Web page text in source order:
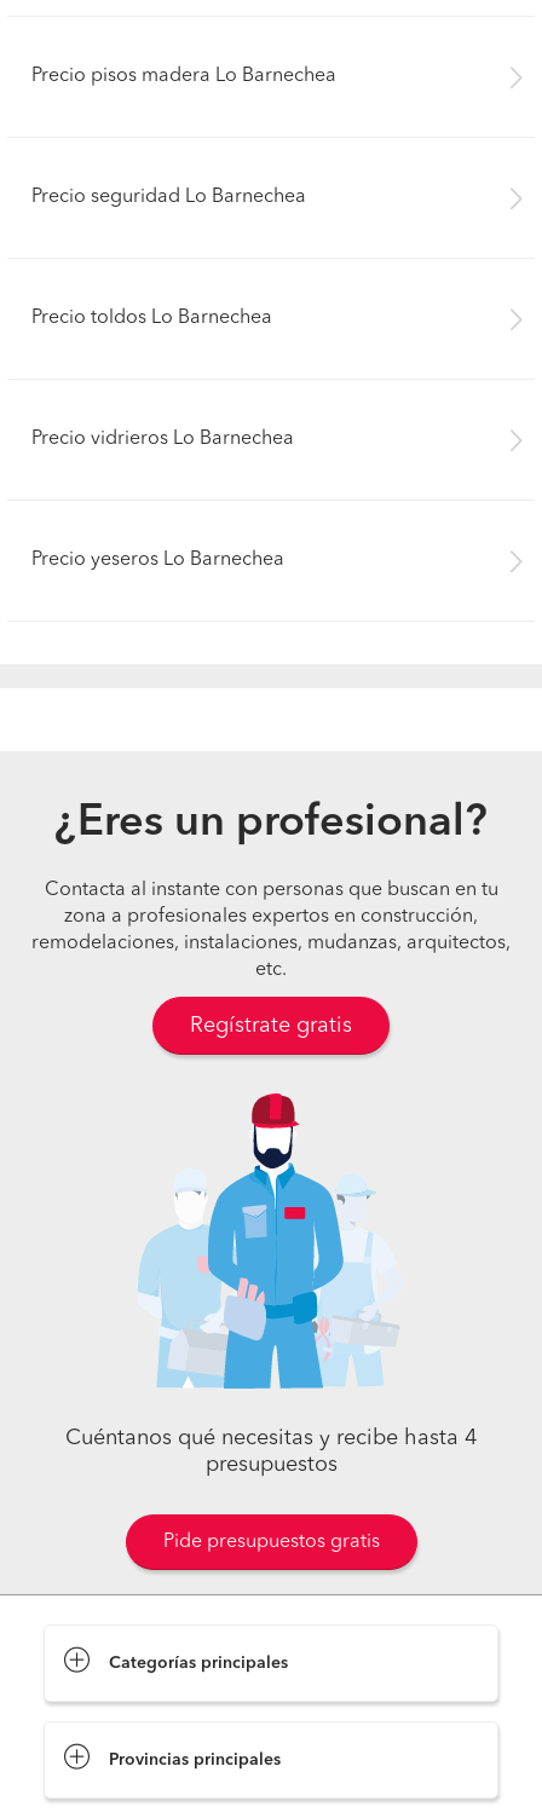
Precio pisos madera Lo Barnechea
Precio seguridad Lo Barnechea
Precio toldos Lo Barnechea
Precio vidrieros Lo Barnechea
Precio yeseros Lo Barnechea
¿Eres un profesional?
Contacta al instante con personas que buscan en tu
zona a profesionales expertos en construcción,
remodelaciones, instalaciones, mudanzas, arquitectos,
etc.
Regístrate gratis
Cuéntanos qué necesitas y recibe hasta 4
presupuestos
Pide presupuestos gratis
Categorías principales
Provincias principales